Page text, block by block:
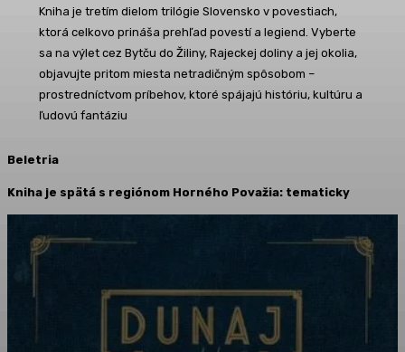
Kniha je tretím dielom trilógie Slovensko v povestiach,
ktorá celkovo prináša prehľad povestí a legiend. Vyberte
sa na výlet cez Bytču do Žiliny, Rajeckej doliny a jej okolia,
objavujte pritom miesta netradičným spôsobom –
prostredníctvom príbehov, ktoré spájajú históriu, kultúru a
ľudovú fantáziu
Beletria
Kniha je spätá s regiónom Horného Považia: tematicky